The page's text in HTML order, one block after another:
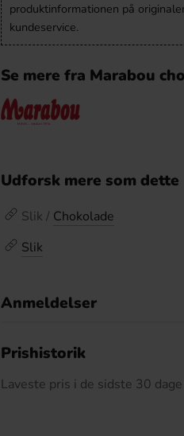
produktinformationen på
kundeservice.
Se mere fra Marabou
Udforsk mere som dette
Slik / Chokolade
Slik
Anmeldelser
Prishistorik
Laveste pris i de sidste 30